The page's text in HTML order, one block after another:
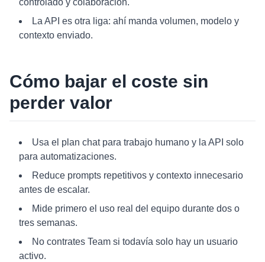
controlado y colaboración.
La API es otra liga: ahí manda volumen, modelo y
contexto enviado.
Cómo bajar el coste sin
perder valor
Usa el plan chat para trabajo humano y la API solo
para automatizaciones.
Reduce prompts repetitivos y contexto innecesario
antes de escalar.
Mide primero el uso real del equipo durante dos o
tres semanas.
No contrates Team si todavía solo hay un usuario
activo.